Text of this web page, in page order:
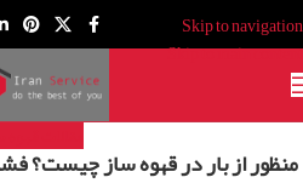
Skip to navigation
Skip to main content
منظور از بار در قهوه ساز چیست؟